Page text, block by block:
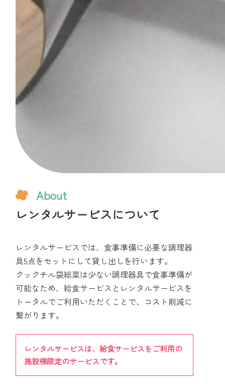
About
レンタルサービスについて
レンタルサービスでは、食事準備に必要な調理器
具5点をセットにして貸し出しを行います。
クックチル袋総菜は少ない調理器具で食事準備が
可能なため、給食サービスとレンタルサービスを
トータルでご利用いただくことで、コスト削減に
繋がります。
レンタルサービスは、給食サービスをご利用の
施設様限定のサービスです。